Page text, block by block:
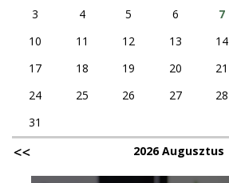
3
4 5 6 7
10
11 12 13 14
17
18 19 20 21
24
25 26 27 28
31
2026 Augusztus